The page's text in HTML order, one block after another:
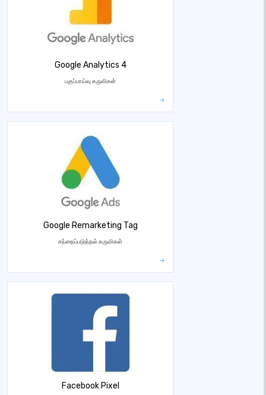
Google Analytics 4
பகுப்பாய்வு கருவிகள்
Google Remarketing Tag
சந்தைப்படுத்தல் கருவிகள்
Facebook Pixel